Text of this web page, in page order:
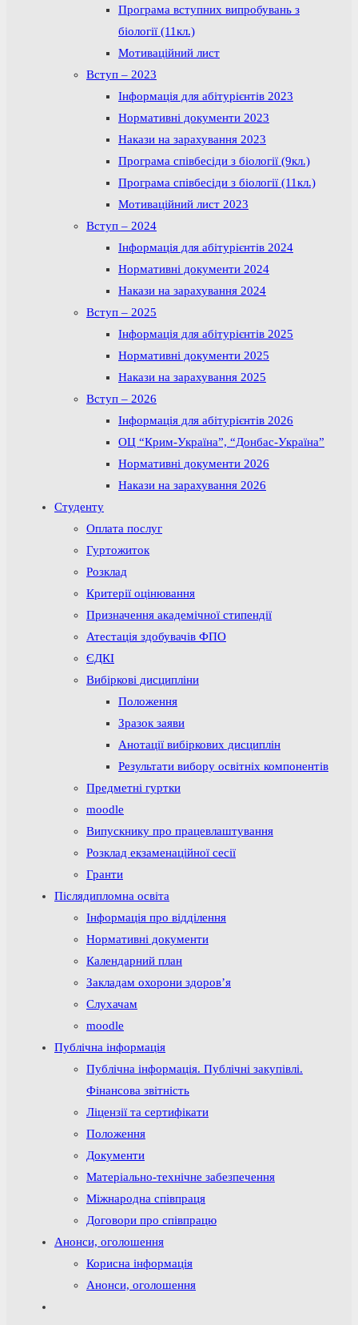
Програма вступних випробувань з
біології (11кл.)
Мотиваційний лист
Вступ – 2023
Інформація для абітурієнтів 2023
Нормативні документи 2023
Накази на зарахування 2023
Програма співбесіди з біології (9кл.)
Програма співбесіди з біології (11кл.)
Мотиваційний лист 2023
Вступ – 2024
Інформація для абітурієнтів 2024
Нормативні документи 2024
Накази на зарахування 2024
Вступ – 2025
Інформація для абітурієнтів 2025
Нормативні документи 2025
Накази на зарахування 2025
Вступ – 2026
Інформація для абітурієнтів 2026
ОЦ “Крим-Україна”, “Донбас-Україна”
Нормативні документи 2026
Накази на зарахування 2026
Студенту
Оплата послуг
Гуртожиток
Розклад
Критерії оцінювання
Призначення академічної стипендії
Атестація здобувачів ФПО
ЄДКІ
Вибіркові дисципліни
Положення
Зразок заяви
Анотації вибіркових дисциплін
Результати вибору освітніх компонентів
Предметні гуртки
moodle
Випускнику про працевлаштування
Розклад екзаменаційної сесії
Гранти
Післядипломна освіта
Інформація про відділення
Нормативні документи
Календарний план
Закладам охорони здоров’я
Слухачам
moodle
Публічна інформація
Публічна інформація. Публічні закупівлі.
Фінансова звітність
Ліцензії та сертифікати
Положення
Документи
Матеріально-технічне забезпечення
Міжнародна співпраця
Договори про співпрацю
Анонси, оголошення
Корисна інформація
Анонси, оголошення